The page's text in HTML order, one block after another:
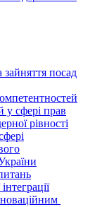
посад
у сфері прав
рівності